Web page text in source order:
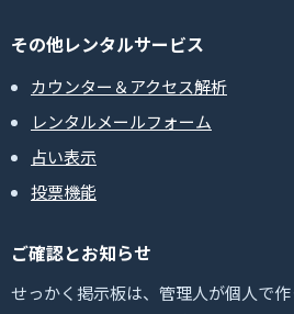
その他レンタルサービス
カウンター＆アクセス解析
レンタルメールフォーム
占い表示
投票機能
ご確認とお知らせ
せっかく掲示板は、管理人が個人で